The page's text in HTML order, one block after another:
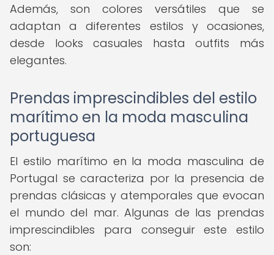
Además, son colores versátiles que se
adaptan a diferentes estilos y ocasiones,
desde looks casuales hasta outfits más
elegantes.
Prendas imprescindibles del estilo
marítimo en la moda masculina
portuguesa
El estilo marítimo en la moda masculina de
Portugal se caracteriza por la presencia de
prendas clásicas y atemporales que evocan
el mundo del mar. Algunas de las prendas
imprescindibles para conseguir este estilo
son: